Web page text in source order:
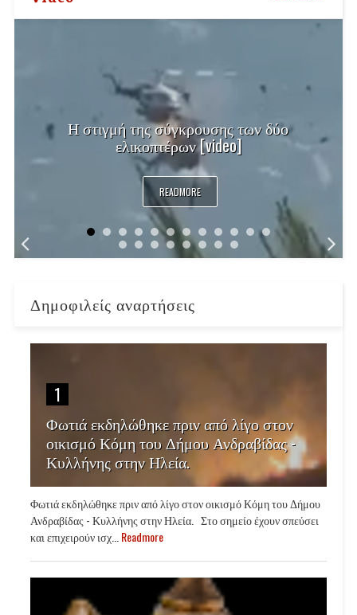
Η στιγμή της σύγκρουσης των δύο
ελικοπτέρων [video]
READMORE
Δημοφιλείς αναρτήσεις
1
Φωτιά εκδηλώθηκε πριν από λίγο στον
οικισμό Κόμη του Δήμου Ανδραβίδας -
Κυλλήνης στην Ηλεία.
Φωτιά εκδηλώθηκε πριν από λίγο στον οικισμό Κόμη του Δήμου
Ανδραβίδας - Κυλλήνης στην Ηλεία. Στο σημείο έχουν σπεύσει
και επιχειρούν ισχ... Readmore